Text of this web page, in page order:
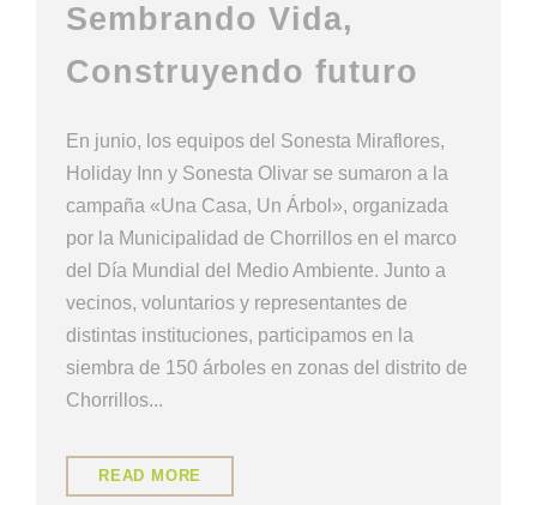
Sembrando Vida,
Construyendo futuro
En junio, los equipos del Sonesta Miraflores,
Holiday Inn y Sonesta Olivar se sumaron a la
campaña «Una Casa, Un Árbol», organizada
por la Municipalidad de Chorrillos en el marco
del Día Mundial del Medio Ambiente. Junto a
vecinos, voluntarios y representantes de
distintas instituciones, participamos en la
siembra de 150 árboles en zonas del distrito de
Chorrillos...
READ MORE